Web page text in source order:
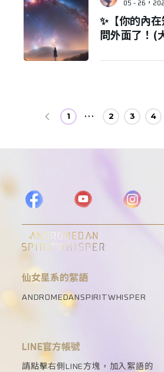
05 - 26，
✨【你的內
問外面了！(
1 2 3 4
仙女星系的絮語
ANDROMEDANSPIRITWHISPER
LINE官方帳號
請點擊右側LINE方塊，加入絮語的